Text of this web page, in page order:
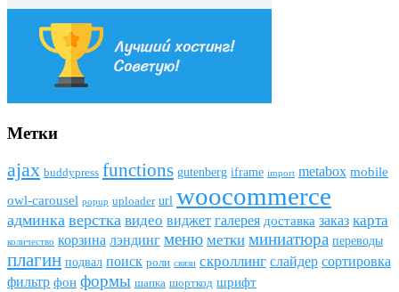
Метки
ajax buddypress funсtions gutenberg iframe import metabox mobile
owl-carousel popup uploader url woocommerce
админка верстка видео виджет галерея доставка заказ карта
количество корзина лэндинг меню метки миниатюра переводы
плагин подвал поиск роли связи скроллинг слайдер сортировка
фильтр фон формы шапка шорткод шрифт